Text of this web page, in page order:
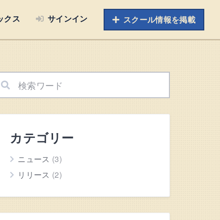
クス サインイン スクール情報を掲載
カテゴリー
ニュース (3)
リリース (2)